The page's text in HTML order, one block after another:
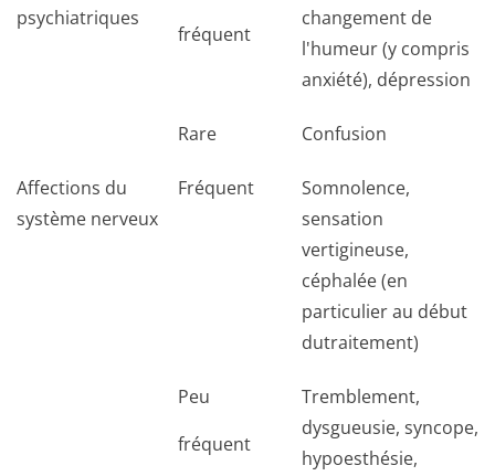
psychiatriques
fréquent
changement de
l'humeur (y compris
anxiété), dépression
Rare Confusion
Affections du
système nerveux
Fréquent
Somnolence,
sensation
vertigineuse,
céphalée (en
particulier au début
dutraitement)
Peu
fréquent
Tremblement,
dysgueusie, syncope,
hypoesthésie,